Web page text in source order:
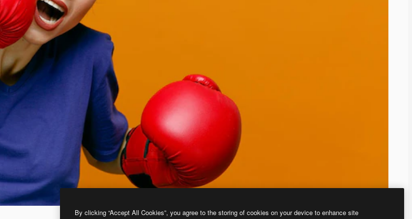
By clicking “Accept All Cookies”, you agree to the storing of cookies on your device to enhance site